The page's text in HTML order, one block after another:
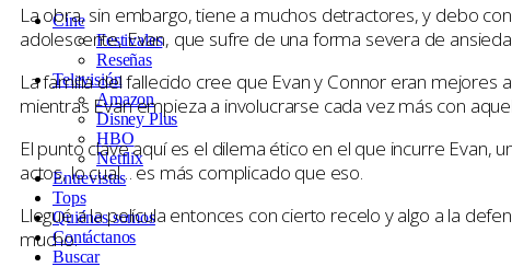
Cine
Festivales
Reseñas
Televisión
Amazon
Disney Plus
HBO
Netflix
Entrevistas
Tops
Quiénes somos
Contáctanos
Buscar
La obra, sin embargo, tiene a muchos detractores, y debo
adolescente, Evan, que sufre de una forma severa de
La familia del fallecido cree que Evan y Connor eran
mientras Evan empieza a involucrarse cada vez más con
El punto clave aquí es el dilema ético en el que incurre Evan,
actos, lo cual… es más complicado que eso.
Llegué a la película entonces con cierto recelo y algo a la
mucho.